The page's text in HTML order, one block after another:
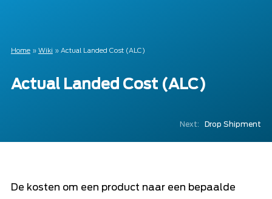
Home» Wiki » Actual Landed Cost (ALC)
Actual Landed Cost (ALC)
Next: Drop Shipment
De kosten om een product naar een bepaalde